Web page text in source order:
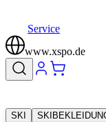
Service
www.xspo.de
SKI